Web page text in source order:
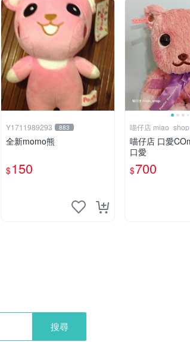
Y1711989293 883
全新momo熊
$150
喵仔店 miao_shop
喵仔店 口愛
口愛
$700
搜尋